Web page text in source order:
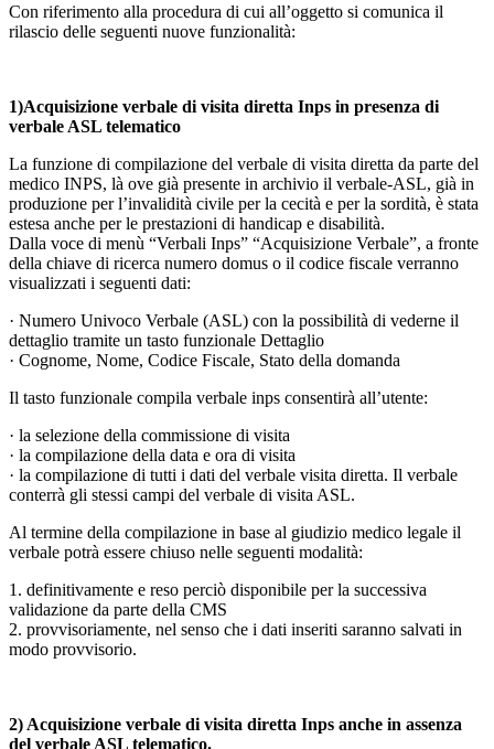
Con riferimento alla procedura di cui all’oggetto si comunica il
rilascio delle seguenti nuove funzionalità:
1)Acquisizione verbale di visita diretta Inps in presenza di
verbale ASL telematico
La funzione di compilazione del verbale di visita diretta da parte del
medico INPS, là ove già presente in archivio il verbale-ASL, già in
produzione per l’invalidità civile per la cecità e per la sordità, è stata
estesa anche per le prestazioni di handicap e disabilità.
Dalla voce di menù “Verbali Inps” “Acquisizione Verbale”, a fronte
della chiave di ricerca numero domus o il codice fiscale verranno
visualizzati i seguenti dati:
· Numero Univoco Verbale (ASL) con la possibilità di vederne il
dettaglio tramite un tasto funzionale Dettaglio
· Cognome, Nome, Codice Fiscale, Stato della domanda
Il tasto funzionale compila verbale inps consentirà all’utente:
· la selezione della commissione di visita
· la compilazione della data e ora di visita
· la compilazione di tutti i dati del verbale visita diretta. Il verbale
conterrà gli stessi campi del verbale di visita ASL.
Al termine della compilazione in base al giudizio medico legale il
verbale potrà essere chiuso nelle seguenti modalità:
1. definitivamente e reso perciò disponibile per la successiva
validazione da parte della CMS
2. provvisoriamente, nel senso che i dati inseriti saranno salvati in
modo provvisorio.
2) Acquisizione verbale di visita diretta Inps anche in assenza
del verbale ASL telematico.